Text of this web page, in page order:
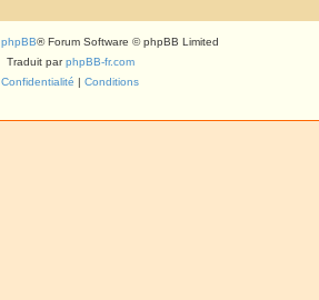
phpBB® Forum Software © phpBB Limited
Traduit parphpBB-fr.com
Confidentialité | Conditions